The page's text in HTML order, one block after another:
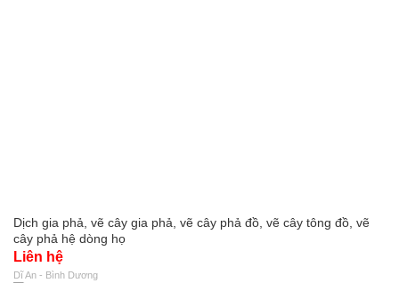
Dịch gia phả, vẽ cây gia phả, vẽ cây phả đồ, vẽ cây tông đồ, vẽ
cây phả hệ dòng họ
Liên hệ
Dĩ An - Bình Dương